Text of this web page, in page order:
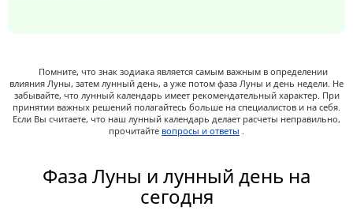
Помните, что знак зодиака является самым важным в определении
влияния Луны, затем лунный день, а уже потом фаза Луны и день недели. Не
забывайте, что лунный календарь имеет рекомендательный характер. При
принятии важных решений полагайтесь больше на специалистов и на себя.
Если Вы считаете, что наш лунный календарь делает расчеты неправильно,
прочитайте вопросы и ответы .
Фаза Луны и лунный день на
сегодня